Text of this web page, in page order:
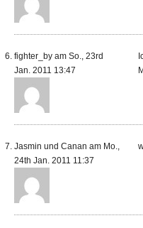
fighter_by am So., 23rd
Jan. 2011 13:47
Jasmin und Canan am Mo.,
24th Jan. 2011 11:37